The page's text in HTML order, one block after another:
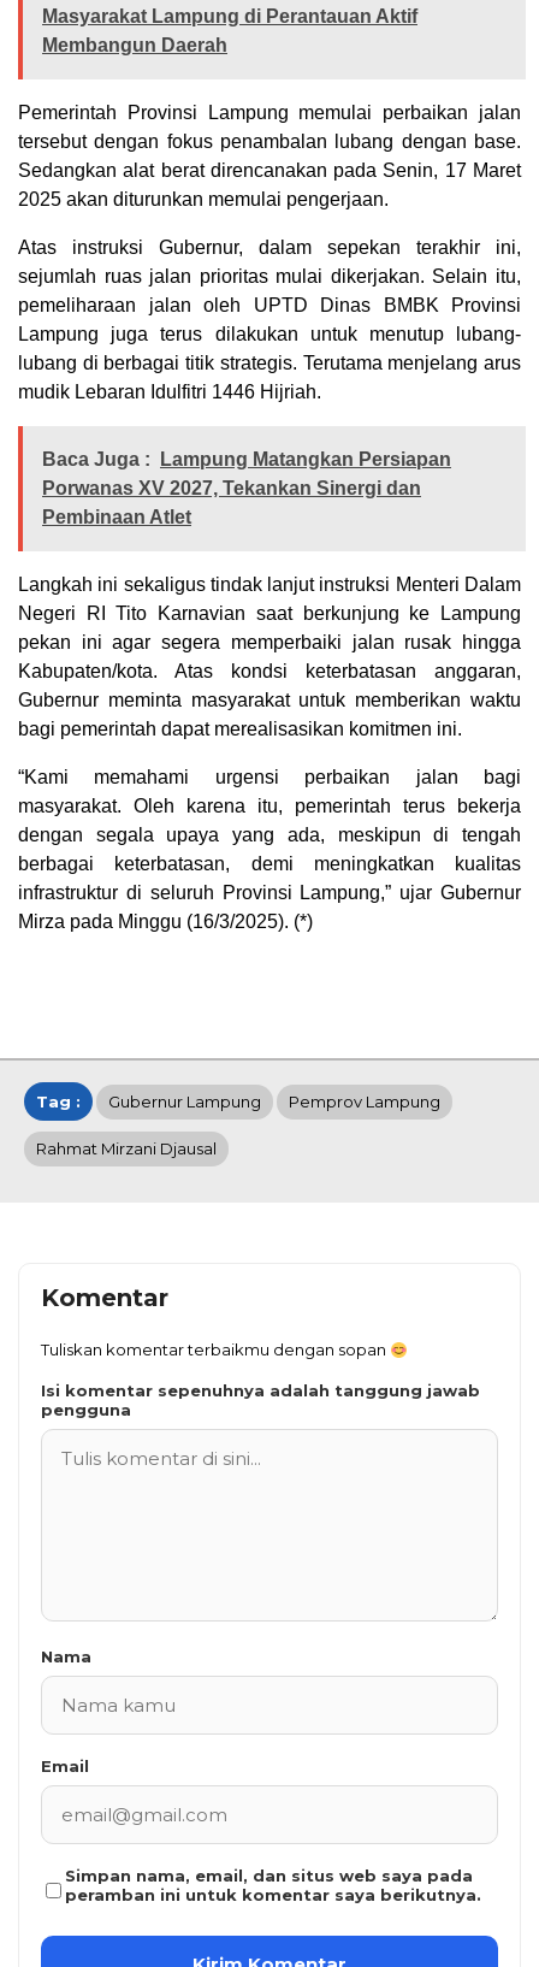
Masyarakat Lampung di Perantauan Aktif
Membangun Daerah
Pemerintah Provinsi Lampung memulai perbaikan jalan
tersebut dengan fokus penambalan lubang dengan base.
Sedangkan alat berat direncanakan pada Senin, 17 Maret
2025 akan diturunkan memulai pengerjaan.
Atas instruksi Gubernur, dalam sepekan terakhir ini,
sejumlah ruas jalan prioritas mulai dikerjakan. Selain itu,
pemeliharaan jalan oleh UPTD Dinas BMBK Provinsi
Lampung juga terus dilakukan untuk menutup lubang-
lubang di berbagai titik strategis. Terutama menjelang arus
mudik Lebaran Idulfitri 1446 Hijriah.
Baca Juga :
Lampung Matangkan Persiapan
Porwanas XV 2027, Tekankan Sinergi dan
Pembinaan Atlet
Langkah ini sekaligus tindak lanjut instruksi Menteri Dalam
Negeri RI Tito Karnavian saat berkunjung ke Lampung
pekan ini agar segera memperbaiki jalan rusak hingga
Kabupaten/kota. Atas kondsi keterbatasan anggaran,
Gubernur meminta masyarakat untuk memberikan waktu
bagi pemerintah dapat merealisasikan komitmen ini.
“Kami memahami urgensi perbaikan jalan bagi
masyarakat. Oleh karena itu, pemerintah terus bekerja
dengan segala upaya yang ada, meskipun di tengah
berbagai keterbatasan, demi meningkatkan kualitas
infrastruktur di seluruh Provinsi Lampung,” ujar Gubernur
Mirza pada Minggu (16/3/2025). (*)
Tag : Gubernur Lampung Pemprov Lampung
Rahmat Mirzani Djausal
Komentar
Tuliskan komentar terbaikmu dengan sopan
Isi komentar sepenuhnya adalah tanggung jawab
pengguna
Nama
Email
Simpan nama, email, dan situs web saya pada
peramban ini untuk komentar saya berikutnya.